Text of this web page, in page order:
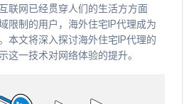
联网已经贯穿人们的生活方方面
限制的用户，海外住宅IP代理成为
本文将深入探讨海外住宅IP代理的
这一技术对网络体验的提升。